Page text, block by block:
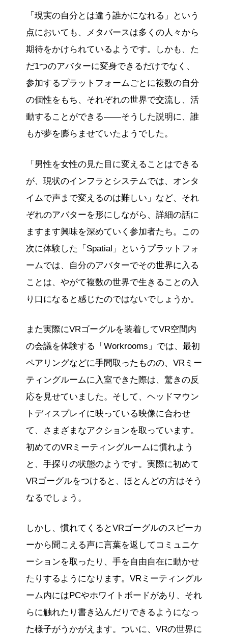
「現実の自分とは違う誰かになれる」という
点においても、メタバースは多くの人々から
期待をかけられているようです。しかも、た
だ1つのアバターに変身できるだけでなく、
参加するプラットフォームごとに複数の自分
の個性をもち、それぞれの世界で交流し、活
動することができる――そうした説明に、誰
もが夢を膨らませていたようでした。
「男性を女性の見た目に変えることはできる
が、現状のインフラとシステムでは、オンタ
イムで声まで変えるのは難しい」など、それ
ぞれのアバターを形にしながら、詳細の話に
ますます興味を深めていく参加者たち。この
次に体験した「Spatial」というプラットフォ
ームでは、自分のアバターでその世界に入る
ことは、やがて複数の世界で生きることの入
り口になると感じたのではないでしょうか。
また実際にVRゴーグルを装着してVR空間内
の会議を体験する「Workrooms」では、最初
ペアリングなどに手間取ったものの、VRミー
ティングルームに入室できた際は、驚きの反
応を見せていました。そして、ヘッドマウン
トディスプレイに映っている映像に合わせ
て、さまざまなアクションを取っています。
初めてのVRミーティングルームに慣れよう
と、手探りの状態のようです。実際に初めて
VRゴーグルをつけると、ほとんどの方はそう
なるでしょう。
しかし、慣れてくるとVRゴーグルのスピーカ
ーから聞こえる声に言葉を返してコミュニケ
ーションを取ったり、手を自由自在に動かせ
たりするようになります。VRミーティングル
ーム内にはPCやホワイトボードがあり、それ
らに触れたり書き込んだりできるようになっ
た様子がうかがえます。ついに、VRの世界に